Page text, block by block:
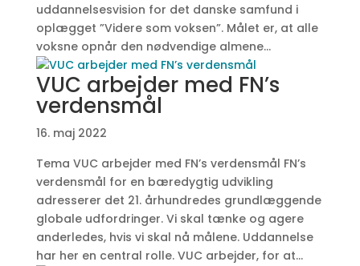
uddannelsesvision for det danske samfund i
oplægget ”Videre som voksen”. Målet er, at alle
voksne opnår den nødvendige almene...
VUC arbejder med FN’s
verdensmål
16. maj 2022
Tema VUC arbejder med FN’s verdensmål FN’s
verdensmål for en bæredygtig udvikling
adresserer det 21. århundredes grundlæggende
globale udfordringer. Vi skal tænke og agere
anderledes, hvis vi skal nå målene. Uddannelse
har her en central rolle. VUC arbejder, for at...